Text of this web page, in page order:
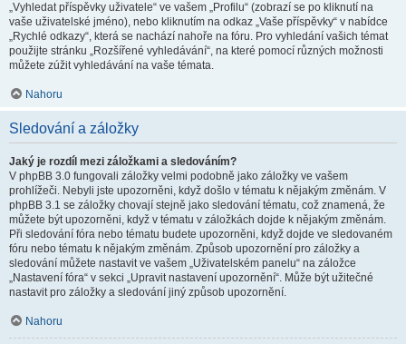
„Vyhledat příspěvky uživatele“ ve vašem „Profilu“ (zobrazí se po kliknutí na
vaše uživatelské jméno), nebo kliknutím na odkaz „Vaše příspěvky“ v nabídce
„Rychlé odkazy“, která se nachází nahoře na fóru. Pro vyhledání vašich témat
použijte stránku „Rozšířené vyhledávání“, na které pomocí různých možnosti
můžete zúžit vyhledávání na vaše témata.
Nahoru
Sledování a záložky
Jaký je rozdíl mezi záložkami a sledováním?
V phpBB 3.0 fungovali záložky velmi podobně jako záložky ve vašem
prohlížeči. Nebyli jste upozorněni, když došlo v tématu k nějakým změnám. V
phpBB 3.1 se záložky chovají stejně jako sledování tématu, což znamená, že
můžete být upozorněni, když v tématu v záložkách dojde k nějakým změnám.
Při sledování fóra nebo tématu budete upozorněni, když dojde ve sledovaném
fóru nebo tématu k nějakým změnám. Způsob upozornění pro záložky a
sledování můžete nastavit ve vašem „Uživatelském panelu“ na záložce
„Nastavení fóra“ v sekci „Upravit nastavení upozornění“. Může být užitečné
nastavit pro záložky a sledování jiný způsob upozornění.
Nahoru